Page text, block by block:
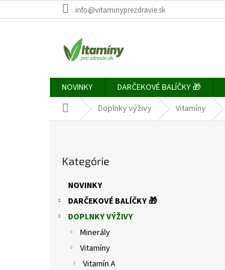
na
info@vitaminyprezdravie.sk
NOVINKY DARČEKOVÉ BALÍČKY 🎁
DomovDoplnky výživy Vitamíny
kategórie
Kategórie
NOVINKY
DARČEKOVÉ BALÍČKY 🎁
DOPLNKY VÝŽIVY
Minerály
Vitamíny
Vitamín A